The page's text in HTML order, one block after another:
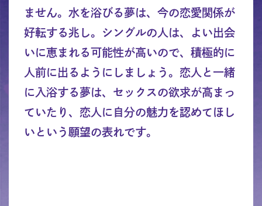
ません。水を浴びる夢は、今の恋愛関係が
好転する兆し。シングルの人は、よい出会
いに恵まれる可能性が高いので、積極的に
人前に出るようにしましょう。恋人と一緒
に入浴する夢は、セックスの欲求が高まっ
ていたり、恋人に自分の魅力を認めてほし
いという願望の表れです。